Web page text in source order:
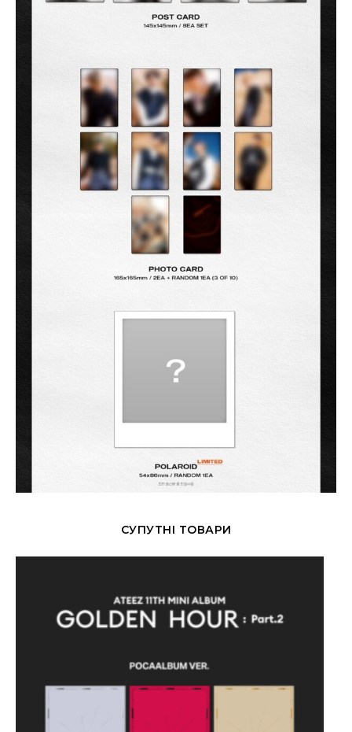
СУПУТНІ ТОВАРИ